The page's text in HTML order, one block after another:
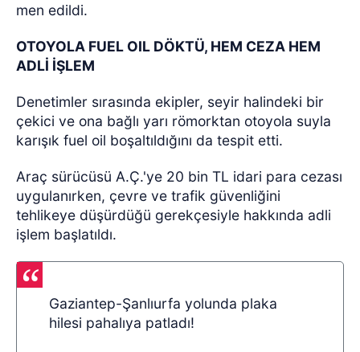
men edildi.
OTOYOLA FUEL OIL DÖKTÜ, HEM CEZA HEM
ADLİ İŞLEM
Denetimler sırasında ekipler, seyir halindeki bir
çekici ve ona bağlı yarı römorktan otoyola suyla
karışık fuel oil boşaltıldığını da tespit etti.
Araç sürücüsü A.Ç.'ye 20 bin TL idari para cezası
uygulanırken, çevre ve trafik güvenliğini
tehlikeye düşürdüğü gerekçesiyle hakkında adli
işlem başlatıldı.
Gaziantep-Şanlıurfa yolunda plaka
hilesi pahalıya patladı!